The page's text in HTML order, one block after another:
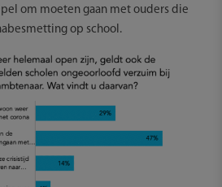
om moeten gaan met ouders die
op school.